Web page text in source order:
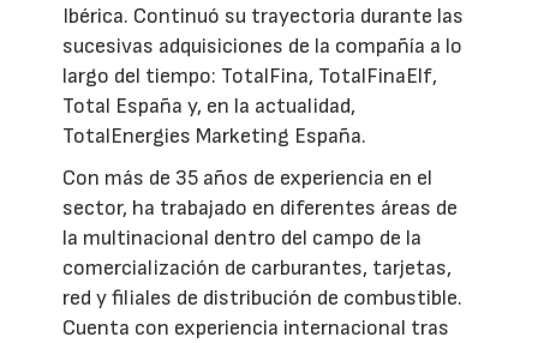
Ibérica. Continuó su trayectoria durante las
sucesivas adquisiciones de la compañía a lo
largo del tiempo: TotalFina, TotalFinaElf,
Total España y, en la actualidad,
TotalEnergies Marketing España.
Con más de 35 años de experiencia en el
sector, ha trabajado en diferentes áreas de
la multinacional dentro del campo de la
comercialización de carburantes, tarjetas,
red y filiales de distribución de combustible.
Cuenta con experiencia internacional tras